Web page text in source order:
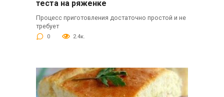
теста на ряженке
Процесс приготовления достаточно простой и не
требует
0 2.4к.